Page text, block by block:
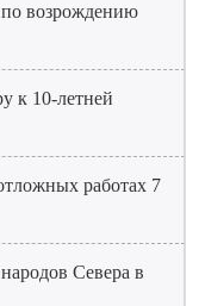
возрождению
к 10-летней
работах 7
Севера в